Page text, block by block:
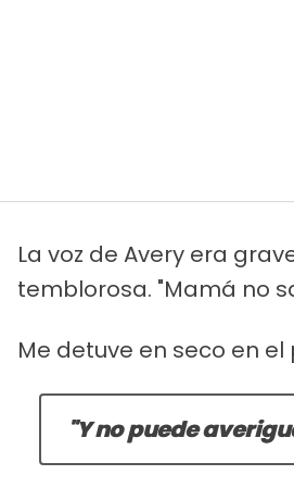
La voz de Avery era
temblorosa. "Mamá no
Me detuve en seco en el
"Y no puede